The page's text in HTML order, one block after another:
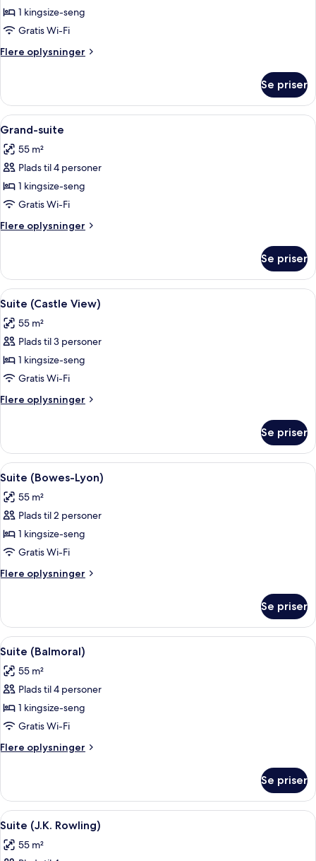
Classic-
suite
1 kingsize-seng
Gratis Wi-Fi
Flere oplysninger
Flere
suite
Se priser
Indlæs
alle
billeder
af
Grand-
suite
Grand-suite | Premium-sengetøj,
2
Grand-suite
55 m²
Plads til 4 personer
1 kingsize-seng
Gratis Wi-Fi
Flere oplysninger
Flere
suite
Se priser
Indlæs
alle
billeder
af
Suite
(Castle
View)
En rummelig stue med pejs,
2
Suite (Castle View)
55 m²
Plads til 3 personer
1 kingsize-seng
Gratis Wi-Fi
Flere oplysninger
Flere
(Castle
View)
Se priser
Indlæs
alle
billeder
af
Suite
(Bowes-
Lyon)
Suite (Bowes-Lyon) | Premium-
2
Suite (Bowes-Lyon)
55 m²
Plads til 2 personer
1 kingsize-seng
Gratis Wi-Fi
Flere oplysninger
Flere
(Bowes-
Lyon)
Se priser
Indlæs
alle
billeder
af
Suite
(Balmoral)
Et hotelværelse med en stor seng,
2
Suite (Balmoral)
55 m²
Plads til 4 personer
1 kingsize-seng
Gratis Wi-Fi
Flere oplysninger
Flere
(Balmoral)
Se priser
Indlæs
alle
billeder
Suite (J.K. Rowling) | Premium-
2
Suite (J.K. Rowling)
55 m²